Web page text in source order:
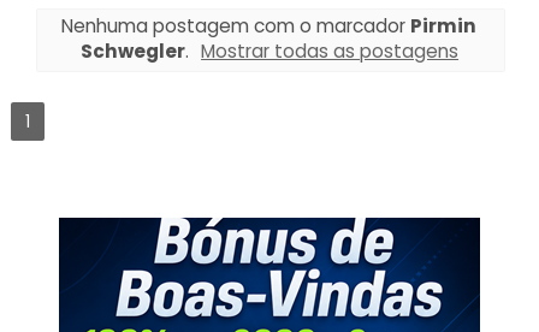
Nenhuma postagem com o marcador Pirmin
Schwegler. Mostrar todas as postagens
1